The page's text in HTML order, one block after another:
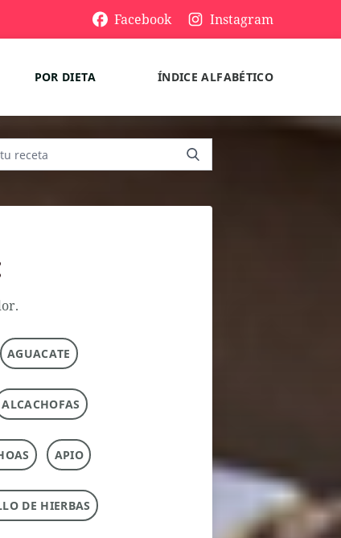
Facebook Instagram
POR DIETA ÍNDICE ALFABÉTICO
AGUACATE
ALCACHOFAS
APIO
DE HIERBAS